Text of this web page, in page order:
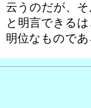
云うのだが、
と明言できる
明位なもので